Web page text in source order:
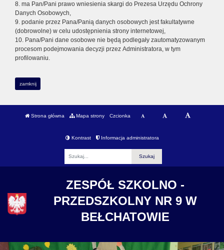
8. ma Pan/Pani prawo wniesienia skargi do Prezesa Urzędu Ochrony
Danych Osobowych,
9. podanie przez Pana/Panią danych osobowych jest fakultatywne
(dobrowolne) w celu udostępnienia strony internetowej,
10. Pana/Pani dane osobowe nie będą podlegały zautomatyzowanym
procesom podejmowania decyzji przez Administratora, w tym
profilowaniu.
zamknij
Strona główna Mapa strony Czcionka
Kontrast Informacja administratora
ZESPÓŁ SZKOLNO -
PRZEDSZKOLNY NR 9 W
BEŁCHATOWIE